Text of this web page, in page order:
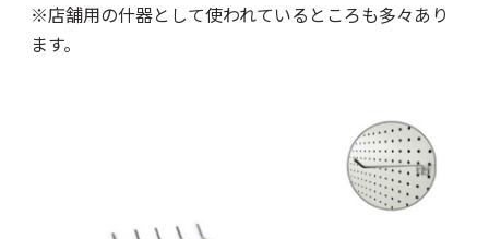
※店舗用の什器として使われているところも多々あり
ます。